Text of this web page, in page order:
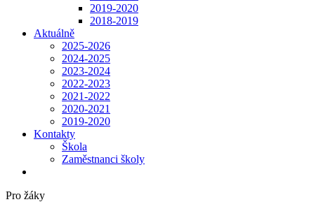
2019-2020
2018-2019
Aktuálně
2025-2026
2024-2025
2023-2024
2022-2023
2021-2022
2020-2021
2019-2020
Kontakty
Škola
Zaměstnanci školy
Pro žáky